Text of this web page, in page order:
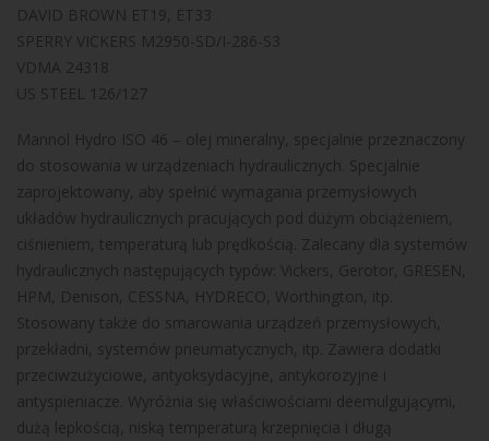
DAVID BROWN ET19, ET33
SPERRY VICKERS M2950-SD/I-286-S3
VDMA 24318
US STEEL 126/127
Mannol Hydro ISO 46 – olej mineralny, specjalnie przeznaczony
do stosowania w urządzeniach hydraulicznych. Specjalnie
zaprojektowany, aby spełnić wymagania przemysłowych
układów hydraulicznych pracujących pod dużym obciążeniem,
ciśnieniem, temperaturą lub prędkością. Zalecany dla systemów
hydraulicznych następujących typów: Vickers, Gerotor, GRESEN,
HPM, Denison, CESSNA, HYDRECO, Worthington, itp.
Stosowany także do smarowania urządzeń przemysłowych,
przekładni, systemów pneumatycznych, itp. Zawiera dodatki
przeciwzużyciowe, antyoksydacyjne, antykorozyjne i
antyspieniacze. Wyróżnia się właściwościami deemulgującymi,
dużą lepkością, niską temperaturą krzepnięcia i długą